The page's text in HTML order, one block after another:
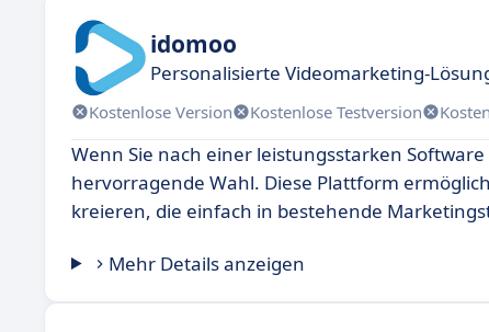
idomoo
Personalisierte Videomarketing-
Kostenlose Version Kostenlose Testversion
Wenn Sie nach einer leistungsstarken
hervorragende Wahl. Diese Plattform
kreieren, die einfach in bestehende
Mehr Details anzeigen